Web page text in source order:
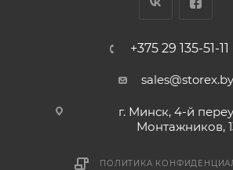
+375 29 135-51-11
sales@storex.by
г. Минск, 4-й
Монтажников,
ПОЛИТИКА